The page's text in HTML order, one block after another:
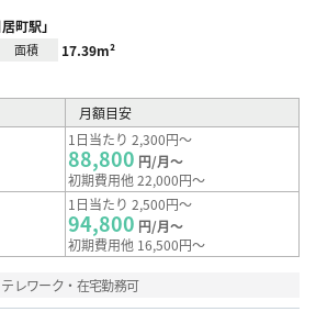
町駅」
面積 17.39m²
月額目安
1日当たり 2,300円～
88,800 円/月～
初期費用他 22,000円～
1日当たり 2,500円～
94,800 円/月～
初期費用他 16,500円～
テレワーク・在宅勤務可